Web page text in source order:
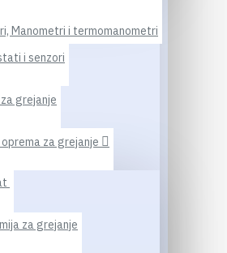
Manometri i termomanometri
i senzori
grejanje
za grejanje
za grejanje